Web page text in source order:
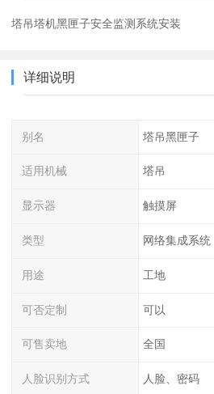
塔吊塔机黑匣子安全监测系统安装
详细说明
别名 塔吊黑匣子
适用机械 塔吊
显示器 触摸屏
类型 网络集成系统
用途 工地
可否定制 可以
可售卖地 全国
人脸识别方式 人脸、密码